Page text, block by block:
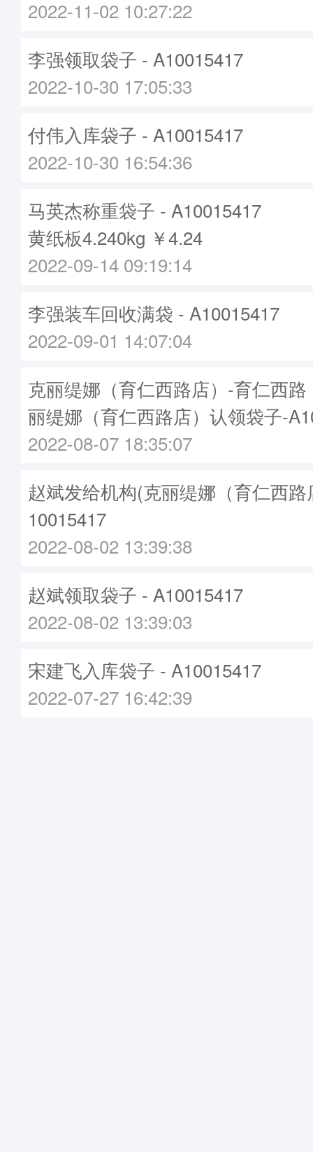
2022-11-02 10:27:22
李强领取袋子 - A10015417
2022-10-30 17:05:33
付伟入库袋子 - A10015417
2022-10-30 16:54:36
马英杰称重袋子 - A10015417
黄纸板4.240kg ￥4.24
2022-09-14 09:19:14
李强装车回收满袋 - A10015417
2022-09-01 14:07:04
克丽缇娜（育仁西路店）-育仁西
丽缇娜（育仁西路店）认领袋子-
2022-08-07 18:35:07
赵斌发给机构(克丽缇娜（育仁西
10015417
2022-08-02 13:39:38
赵斌领取袋子 - A10015417
2022-08-02 13:39:03
宋建飞入库袋子 - A10015417
2022-07-27 16:42:39